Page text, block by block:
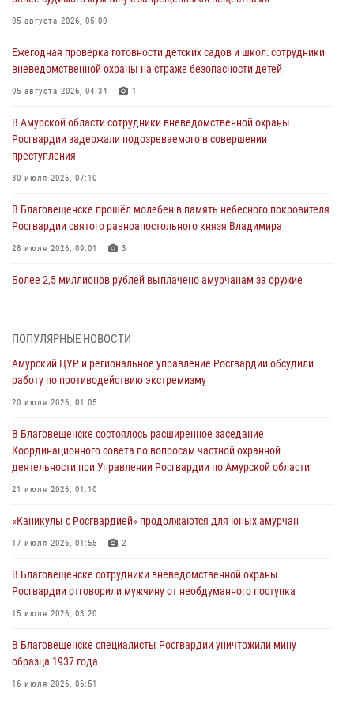
05 августа 2026, 05:00
Ежегодная проверка готовности детских садов и школ: сотрудники
вневедомственной охраны на страже безопасности детей
05 августа 2026, 04:34 1
В Амурской области сотрудники вневедомственной охраны
Росгвардии задержали подозреваемого в совершении
преступления
30 июля 2026, 07:10
В Благовещенске прошёл молебен в память небесного покровителя
Росгвардии святого равноапостольного князя Владимира
28 июля 2026, 09:01 3
Более 2,5 миллионов рублей выплачено амурчанам за оружие
Росгвардии Амурской области в период с 20 по 26 июля 2026 года
27 июля 2026, 06:28
охраны
23 июля 2026, 07:49
Амурчане смогут узнать об условиях поступления на службу в
23 июля 2026, 00:00
Координационного совета по вопросам частной охранной
деятельности при Управлении Росгвардии по Амурской области
21 июля 2026, 01:10
ПОПУЛЯРНЫЕ НОВОСТИ
Амурский ЦУР и региональное управление Росгвардии обсудили
работу по противодействию экстремизму
20 июля 2026, 01:05
В Благовещенске состоялось расширенное заседание
Координационного совета по вопросам частной охранной
деятельности при Управлении Росгвардии по Амурской области
21 июля 2026, 01:10
«Каникулы с Росгвардией» продолжаются для юных амурчан
17 июля 2026, 01:55 2
В Благовещенске сотрудники вневедомственной охраны
Росгвардии отговорили мужчину от необдуманного поступка
15 июля 2026, 03:20
В Благовещенске специалисты Росгвардии уничтожили мину
образца 1937 года
16 июля 2026, 06:51